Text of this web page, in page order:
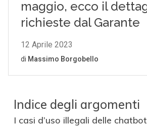
Indice degli argomenti
I casi d’uso illegali delle chatbot